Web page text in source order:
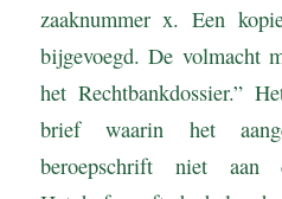
zaaknummer x. Een
bijgevoegd. De volmacht
het Rechtbankdossier.”
brief waarin het
beroepschrift niet aan